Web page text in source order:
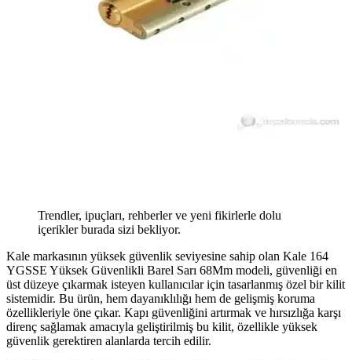
Trendler, ipuçları, rehberler ve yeni fikirlerle dolu
içerikler burada sizi bekliyor.
Kale markasının yüksek güvenlik seviyesine sahip olan Kale 164
YGSSE Yüksek Güvenlikli Barel Sarı 68Mm modeli, güvenliği en
üst düzeye çıkarmak isteyen kullanıcılar için tasarlanmış özel bir kilit
sistemidir. Bu ürün, hem dayanıklılığı hem de gelişmiş koruma
özellikleriyle öne çıkar. Kapı güvenliğini artırmak ve hırsızlığa karşı
direnç sağlamak amacıyla geliştirilmiş bu kilit, özellikle yüksek
güvenlik gerektiren alanlarda tercih edilir.